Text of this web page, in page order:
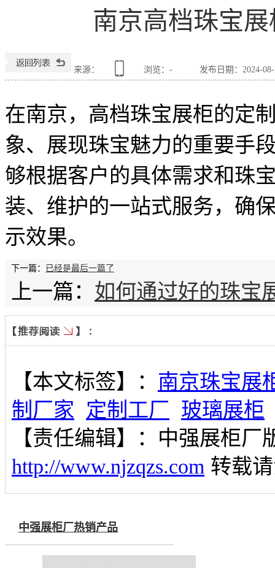
南京高档珠宝
来源： 浏览： - 发布日期：2024-
在南京，高档珠宝展柜的定
象、展现珠宝魅力的重要手
够根据客户的具体需求和珠
装、维护的一站式服务，确
示效果。
下一篇： 已经是最后一篇了
上一篇： 如何通过好的珠宝
【本文标签】： 南京珠宝展
制厂家
定制工厂 玻璃展柜
【责任编辑】： 中强展柜厂
http://www.njzqzs.com 转载
中强展柜厂热销产品